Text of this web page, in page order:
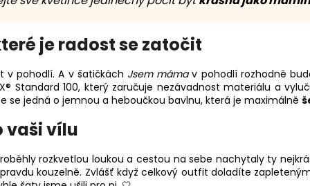
je radost se zatočit
v pohodlí. A v šatičkách Jsem mámav pohodlí rozhodně
Standard 100, který zaručuje nezávadnost materiálu a
se jedná o jemnou a heboučkou bavlnu, která je maximálně
vaši vílu
rozkvetlou loukou a cestou na sebe nachytaly ty
kouzelně. Zvlášť když celkový outfit doladíte